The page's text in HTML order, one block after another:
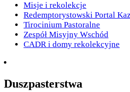
Misje i rekolekcje
Redemptorystowski Portal
Tirocinium Pastoralne
Zespół Misyjny Wschód
CADR i domy rekolekcyjne
Duszpasterstwa